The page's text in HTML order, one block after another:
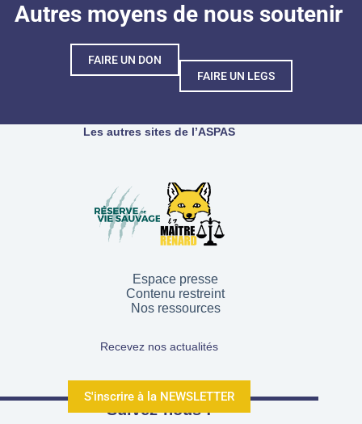
Autres moyens de nous soutenir
FAIRE UN DON
FAIRE UN LEGS
Les autres sites de l’ASPAS
Espace presse
Contenu restreint
Nos ressources
Recevez nos actualités
S'inscrire à la NEWSLETTER
Suivez-nous !